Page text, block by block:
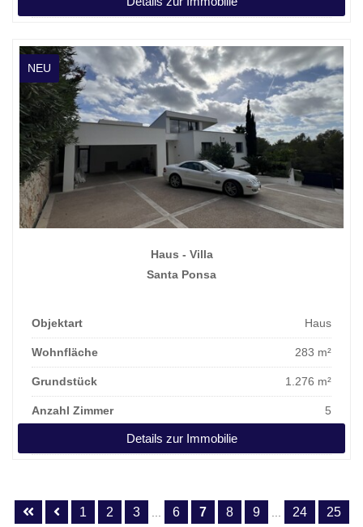
NEU
Haus - Villa
Santa Ponsa
Objektart Haus
Wohnfläche 283 m²
Grundstück 1.276 m²
Anzahl Zimmer 5
Details zur Immobilie
1 2 3 6 7 8 9 24 25